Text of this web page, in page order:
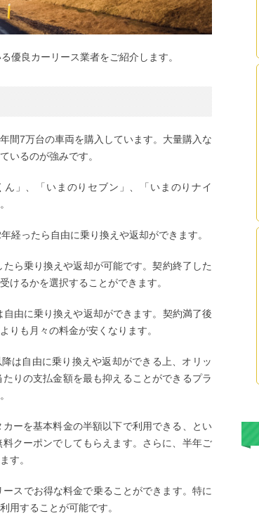
優良カーリース業者をご紹介します。
間7万台の車両を購入しています。大量購入な
いるのが強みです。
」、「いまのりセブン」、「いまのりナイ
経ったら自由に乗り換えや返却ができます。
ら乗り換えや返却が可能です。契約終了した
けるかを選択することができます。
由に乗り換えや返却ができます。契約満了後
りも月々の料金が安くなります。
は自由に乗り換えや返却ができる上、オリッ
りの支払金額を最も抑えることができるプラ
ーを基本料金の半額以下で利用できる、とい
クーポンでしてもらえます。さらに、半年ご
す。
スでお得な料金で乗ることができます。特に
用することが可能です。